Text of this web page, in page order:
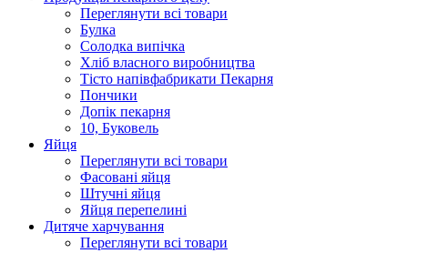
Переглянути всі товари
Булка
Солодка випiчка
Хлiб власного виробництва
Тiсто напiвфабрикати Пекарня
Пончики
Допік пекарня
10, Буковель
Яйця
Переглянути всі товари
Фасовані яйця
Штучні яйця
Яйця перепелині
Дитяче харчування
Переглянути всі товари